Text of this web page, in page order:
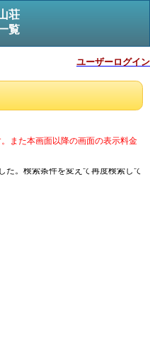
荘
覧
ユーザーログイン
また本画面以降の画面の表示料金
た。検索条件を変えて再度検索して